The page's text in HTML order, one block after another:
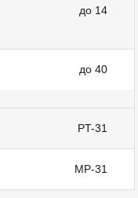
до 14
до 40
PT-31
MP-31